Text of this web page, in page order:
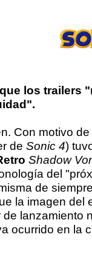
los trailers
Con motivo
de Sonic 4)
Shadow
del
de
la imagen del
de lanzamiento
ocurrido en la